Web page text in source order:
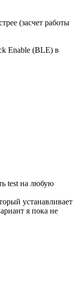
(засчет работы
Enable (BLE) в
test на любую
устанавливает
я пока не